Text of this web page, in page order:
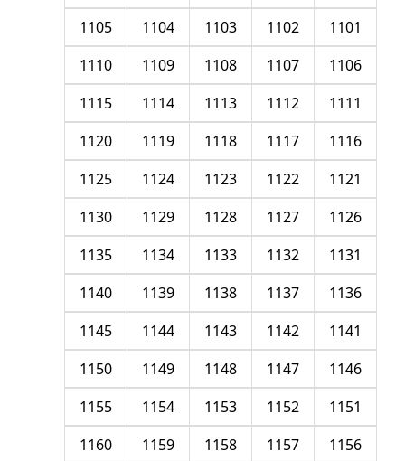
1101
1102
1103
1104
1105
1106
1107
1108
1109
1110
1111
1112
1113
1114
1115
1116
1117
1118
1119
1120
1121
1122
1123
1124
1125
1126
1127
1128
1129
1130
1131
1132
1133
1134
1135
1136
1137
1138
1139
1140
1141
1142
1143
1144
1145
1146
1147
1148
1149
1150
1151
1152
1153
1154
1155
1156
1157
1158
1159
1160